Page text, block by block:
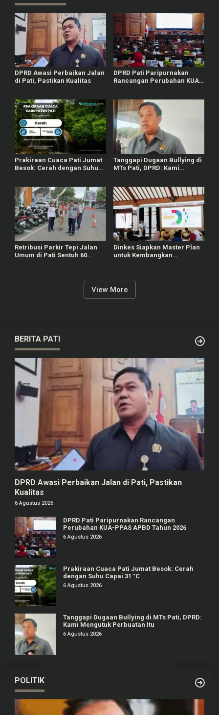
DPRD Awasi Perbaikan Jalan
di Pati, Pastikan Kualitas
DPRD Pati Paripurnakan
Rancangan Perubahan KUA-
Prakiraan Cuaca Pati Jumat
Besok: Cerah dengan Suhu
Tanggapi Dugaan Bullying di
MTs Pati, DPRD: Kami
Retribusi Parkir Tepi Jalan
Umum di Pati Sentuh 60
Dinkes Siapkan Master Plan
untuk Kembangkan
View More
BERITA PATI
DPRD Awasi Perbaikan Jalan di Pati, Pastikan
Kualitas
6 Agustus 2026
DPRD Pati Paripurnakan Rancangan
Perubahan KUA-PPAS APBD Tahun 2026
6 Agustus 2026
Prakiraan Cuaca Pati Jumat Besok: Cerah
dengan Suhu Capai 31 °C
6 Agustus 2026
Tanggapi Dugaan Bullying di MTs Pati, DPRD:
Kami Mengutuk Perbuatan Itu
6 Agustus 2026
POLITIK